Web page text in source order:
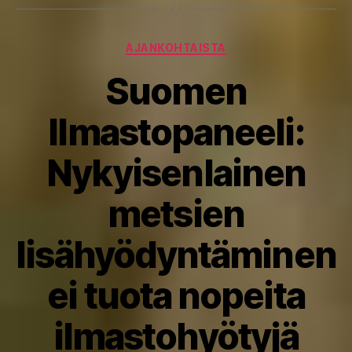
Kategoriat
AJANKOHTAISTA
Suomen
Ilmastopaneeli:
Nykyisenlainen
metsien
lisähyödyntäminen
ei tuota nopeita
ilmastohyötyjä